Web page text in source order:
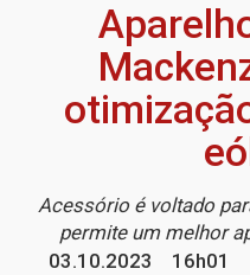
Acessório é voltado
permite um melhor
03.10.2023
16h01